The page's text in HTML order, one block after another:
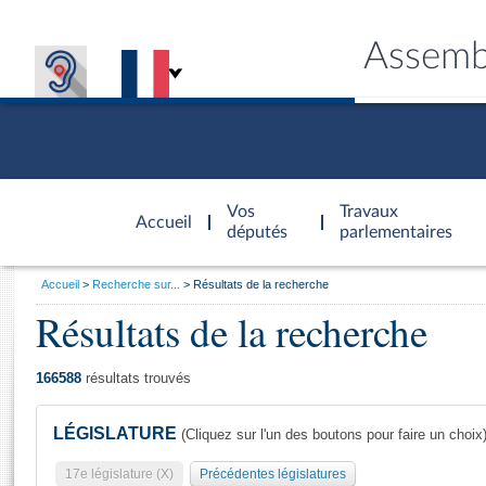
Accueil
d'accueil
Vos
députés
Travaux
parlementaires
Général
Vous
Accueil Recherche sur... Résultats de la recherche
Résultats de la recherche
166588 résultats trouvés
LÉGISLATURE (Cliquez sur l'un des boutons pour faire un choix)
17e législature (X) Précédentes législatures